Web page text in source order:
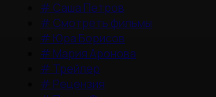
# Саша Петров
# Смотреть фильмы
# Юра Борисов
# Мария Аронова
# Трейлер
# Рецензия